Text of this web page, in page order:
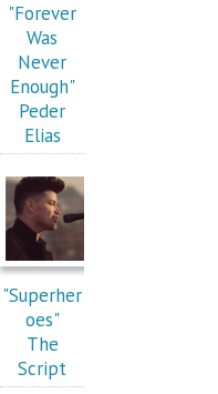
"Forever
Was
Never
Enough"
Peder
Elias
"Superher
oes"
The
Script